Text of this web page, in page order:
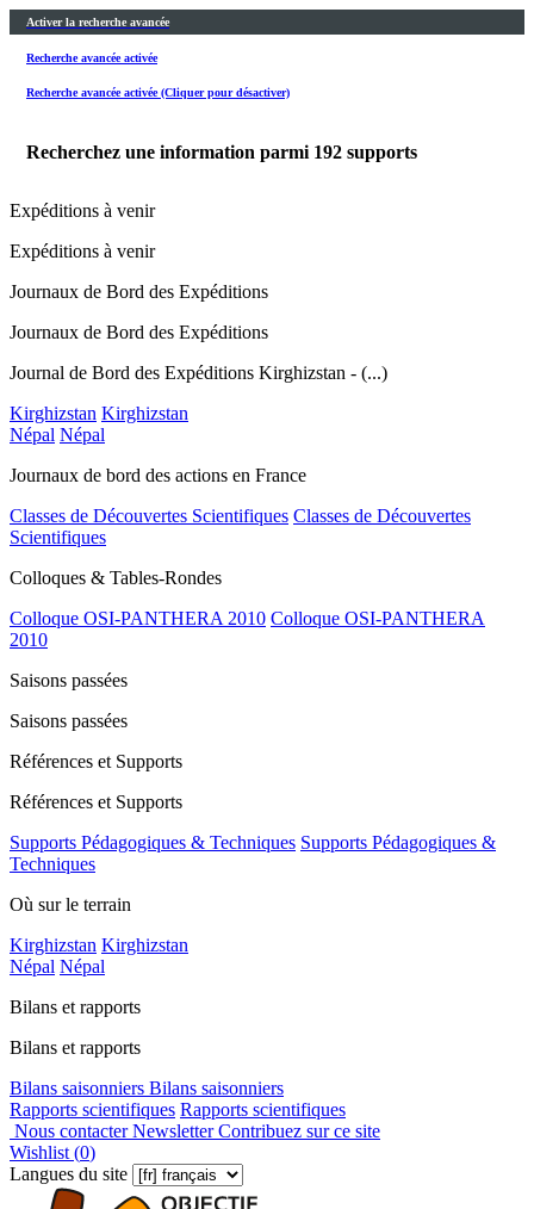
Activer la recherche avancée
Recherche avancée activée
Recherche avancée activée (Cliquer pour désactiver)
Recherchez une information parmi 192 supports
Expéditions à venir
Expéditions à venir
Journaux de Bord des Expéditions
Journaux de Bord des Expéditions
Journal de Bord des Expéditions Kirghizstan - (...)
Kirghizstan Kirghizstan
Népal Népal
Journaux de bord des actions en France
Classes de Découvertes Scientifiques Classes de Découvertes
Scientifiques
Colloques & Tables-Rondes
Colloque OSI-PANTHERA 2010 Colloque OSI-PANTHERA
2010
Saisons passées
Saisons passées
Références et Supports
Références et Supports
Supports Pédagogiques & Techniques Supports Pédagogiques &
Techniques
Où sur le terrain
Kirghizstan Kirghizstan
Népal Népal
Bilans et rapports
Bilans et rapports
Bilans saisonniers Bilans saisonniers
Rapports scientifiques Rapports scientifiques
Nous contacterNewsletterContribuez sur ce site
Wishlist (0)
Langues du site